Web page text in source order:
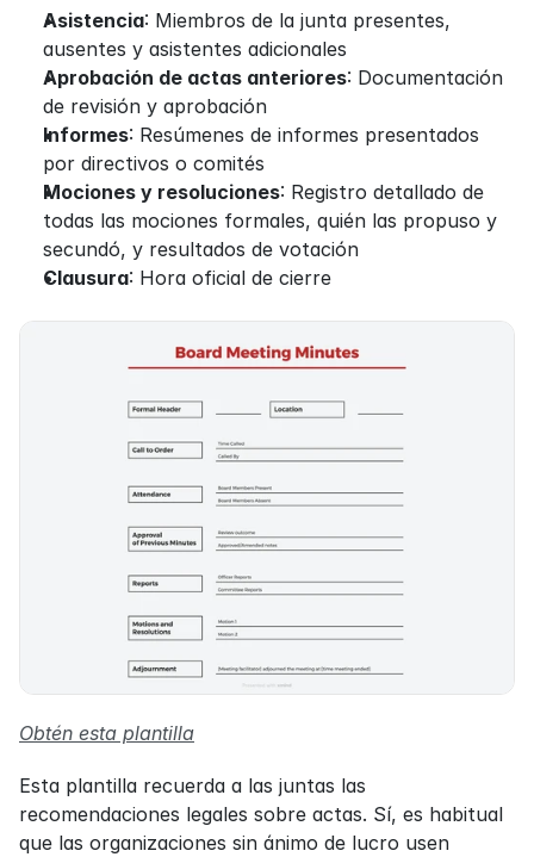
Asistencia: Miembros de la junta presentes,
ausentes y asistentes adicionales
Aprobación de actas anteriores: Documentación
de revisión y aprobación
Informes: Resúmenes de informes presentados
por directivos o comités
Mociones y resoluciones: Registro detallado de
todas las mociones formales, quién las propuso y
secundó, y resultados de votación
Clausura: Hora oficial de cierre
Obtén esta plantilla
Esta plantilla recuerda a las juntas las
recomendaciones legales sobre actas. Sí, es habitual
que las organizaciones sin ánimo de lucro usen